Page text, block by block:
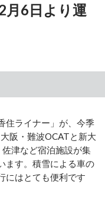
月6日より運
住ライナー」が、今季
阪・難波OCATと新大
津など宿泊施設が集
ます。積雪による車の
にはとても便利です